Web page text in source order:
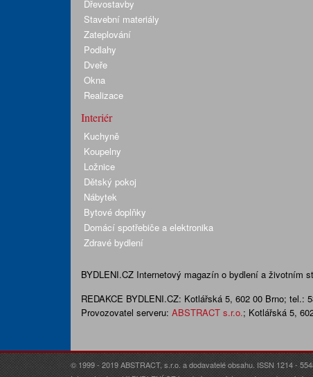
Dřevostavby
Stavební materiály
Zateplování
Podlahy
Dveře
Okna
Realizace
Interiér
Kuchyně
Koupelny
Ložnice
Dětský pokoj
Nábytek
Bytové doplňky
Domácí spotřebiče a elektronika
Zdravé bydlení
BYDLENI.CZ Internetový magazín o bydlení a životním
REDAKCE BYDLENI.CZ: Kotlářská 5, 602 00 Brno; tel.:
Provozovatel serveru: ABSTRACT s.r.o.; Kotlářská 5,
© 1999 - 2019 ABSTRACT, s.r.o. a dodavatelé obsahu. ISSN 1214 -